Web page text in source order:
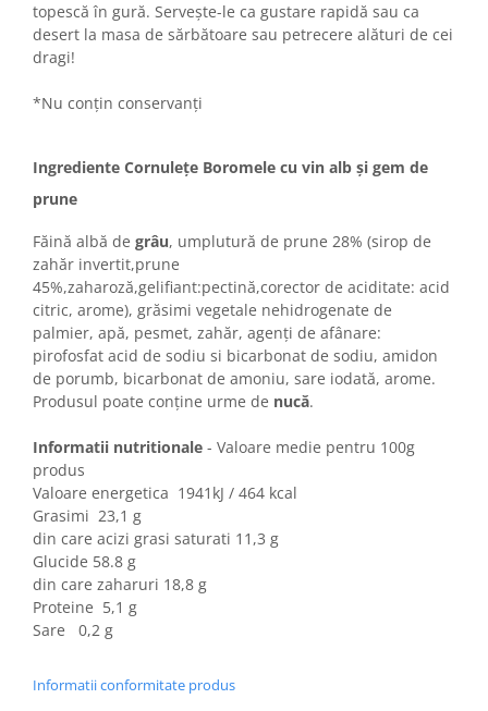
Croissant cu maia
Cornulete
Cornulete fragede
Pasca Fresh
Cereale
Paine
Paine ambalata
Chifle
Colaci festivi
Snack-uri sărate
Covrigi cu ulei de masline
Covrigi de Buzau
Grisine
Crochete
Produse de gătit
Faina
Arpacas si pesmet
Malai
Produse congelate
Patiserie congelata
topescă în gură. Servește-le ca gustare rapidă sau ca
desert la masa de sărbătoare sau petrecere alături de cei
dragi!
*Nu conțin conservanți
Ingrediente Cornulețe Boromele cu vin alb și gem de
prune
Făină albă de grâu, umplutură de prune 28% (sirop de
zahăr invertit,prune
45%,zaharoză,gelifiant:pectină,corector de aciditate: acid
citric, arome), grăsimi vegetale nehidrogenate de
palmier, apă, pesmet, zahăr, agenți de afânare:
pirofosfat acid de sodiu si bicarbonat de sodiu, amidon
de porumb, bicarbonat de amoniu, sare iodată, arome.
Produsul poate conține urme de nucă.
Informatii nutritionale - Valoare medie pentru 100g
produs
Valoare energetica 1941kJ / 464 kcal
Grasimi 23,1 g
din care acizi grasi saturati 11,3 g
Glucide 58.8 g
din care zaharuri 18,8 g
Proteine 5,1 g
Sare 0,2 g
Informatii conformitate produs